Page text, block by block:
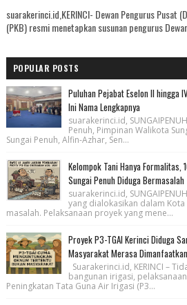
suarakerinci.id,KERINCI- Dewan Pengurus Pusat
(PKB) resmi menetapkan susunan pengurus Dewan
POPULAR POSTS
Puluhan Pejabat Eselon II hingga
Ini Nama Lengkapnya
suarakerinci.id,
Penuh, Pimpinan Walikota
Sungai Penuh, Alfin-Azhar, Sen...
Kelompok Tani Hanya Formalitas,
Sungai Penuh Diduga Bermasalah
suarakerinci.id,
yang dialokasikan dalam Kota
masalah. Pelaksanaan proyek yang mene...
Proyek P3-TGAI Kerinci Diduga
Masyarakat Merasa Dimanfaatkan
Suarakerinci.id, KERINCI –
bangunan irigasi,
Peningkatan Tata Guna Air Irigasi (P3...